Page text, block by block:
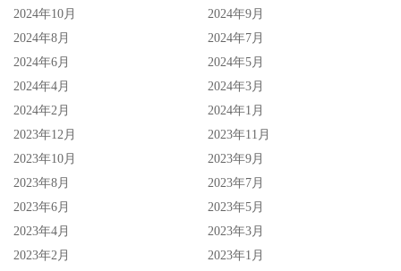
2024年10月
2024年9月
2024年8月
2024年7月
2024年6月
2024年5月
2024年4月
2024年3月
2024年2月
2024年1月
2023年12月
2023年11月
2023年10月
2023年9月
2023年8月
2023年7月
2023年6月
2023年5月
2023年4月
2023年3月
2023年2月
2023年1月